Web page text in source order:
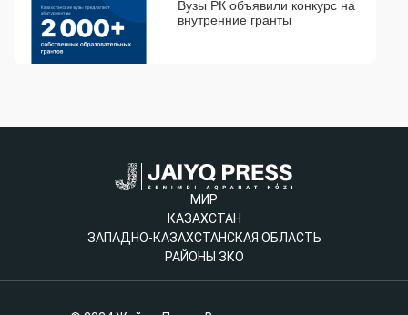
Вузы РК объявили конкурс на
внутренние гранты
МИР
КАЗАХСТАН
ЗАПАДНО-КАЗАХСТАНСКАЯ ОБЛАСТЬ
РАЙОНЫ ЗКО